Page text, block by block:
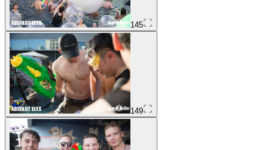
145
149